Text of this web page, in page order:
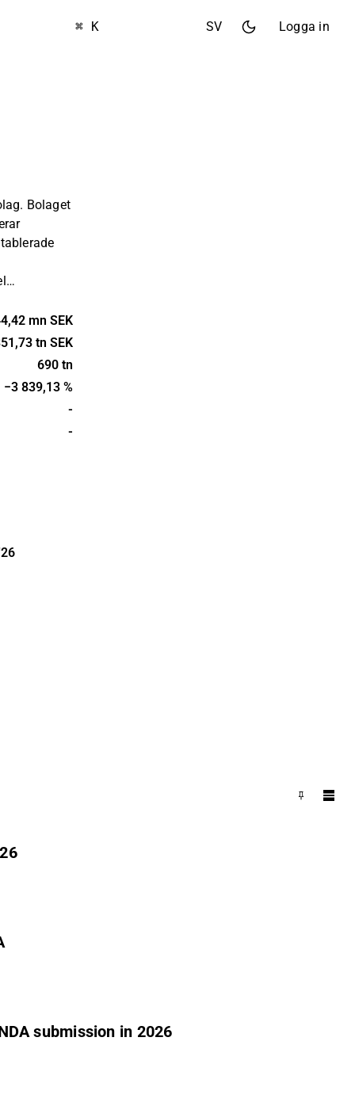
⌘ K SV Logga in
Bolaget
och
till
har sitt
mn SEK
tn SEK
690 tn
−3 839,13 %
-
-
submission in 2026